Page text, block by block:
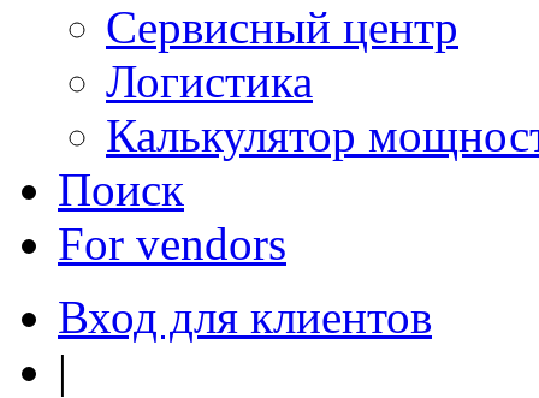
Сервисный центр
Логистика
Калькулятор
Поиск
For vendors
Вход для клиентов
|